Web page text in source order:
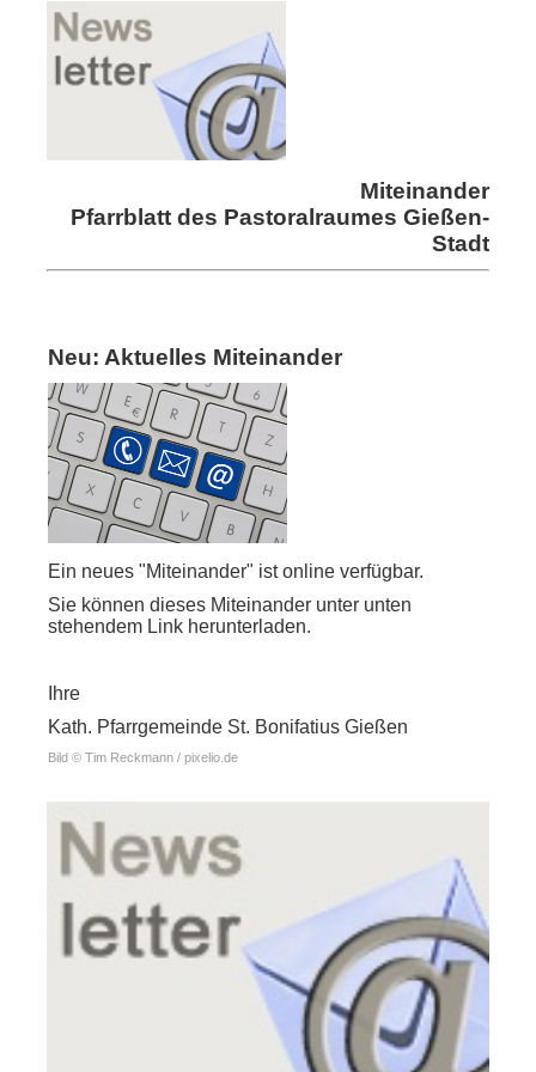
Miteinander
Pfarrblatt des Pastoralraumes Gießen-
Stadt
Neu: Aktuelles Miteinander
Ein neues "Miteinander" ist online verfügbar.
Sie können dieses Miteinander unter unten
stehendem Link herunterladen.
Ihre
Kath. Pfarrgemeinde St. Bonifatius Gießen
Bild © Tim Reckmann / pixelio.de